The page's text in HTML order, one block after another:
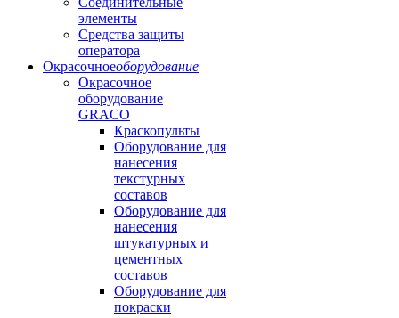
элементы
Средства защиты
оператора
Окрасочноеоборудование
Окрасочное
оборудование
GRACO
Краскопульты
Оборудование для
нанесения
текстурных
составов
Оборудование для
нанесения
штукатурных и
цементных
составов
Оборудование для
покраски